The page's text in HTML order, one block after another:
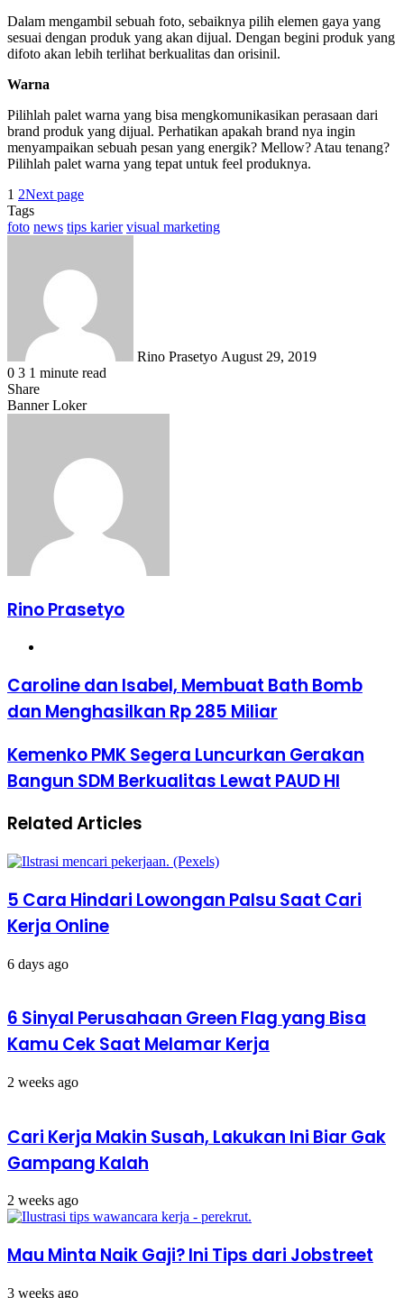
Dalam mengambil sebuah foto, sebaiknya pilih elemen gaya yang
sesuai dengan produk yang akan dijual. Dengan begini produk yang
difoto akan lebih terlihat berkualitas dan orisinil.
Warna
Pilihlah palet warna yang bisa mengkomunikasikan perasaan dari
brand produk yang dijual. Perhatikan apakah brand nya ingin
menyampaikan sebuah pesan yang energik? Mellow? Atau tenang?
Pilihlah palet warna yang tepat untuk feel produknya.
1 2Next page
Tags
foto news tips karier visual marketing
Rino Prasetyo August 29, 2019
0 3 1 minute read
Share
Facebook
X
LinkedIn
WhatsApp
Share
Banner Loker
Rino Prasetyo
Caroline
dan
Isabel,
Bomb
dan
Menghasilkan
285
Caroline dan Isabel, Membuat Bath Bomb
dan Menghasilkan Rp 285 Miliar
Kemenko
PMK
Segera
Gerakan
Bangun
Berkualitas
PAUD
HI
Kemenko PMK Segera Luncurkan Gerakan
Bangun SDM Berkualitas Lewat PAUD HI
Related Articles
5 Cara Hindari Lowongan Palsu Saat Cari
Kerja Online
6 days ago
6 Sinyal Perusahaan Green Flag yang Bisa
Kamu Cek Saat Melamar Kerja
2 weeks ago
Cari Kerja Makin Susah, Lakukan Ini Biar Gak
Gampang Kalah
2 weeks ago
Mau Minta Naik Gaji? Ini Tips dari Jobstreet
3 weeks ago